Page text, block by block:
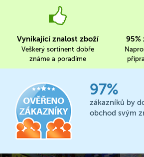
Vynikající znalost zboží
Veškerý sortinent dobře
známe a poradíme
95%
97%
zákazníků by
obchod svým